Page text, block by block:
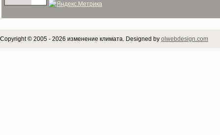
Copyright © 2005 - 2026 изменение климата. Designed by olwebdesign.com